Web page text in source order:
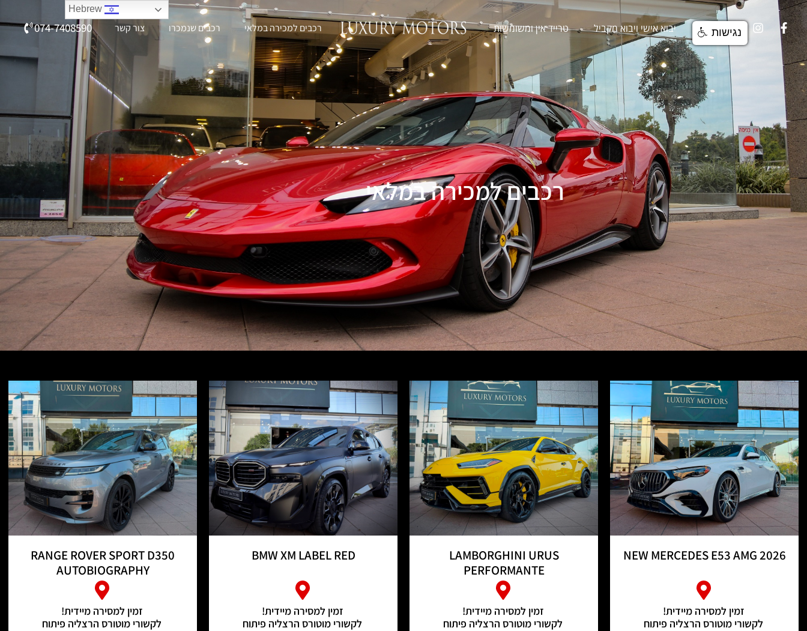
בית יבוא אישי ויבוא מקביל טרייד אין ומשומשות רכבים למכירה במלאי רכבים שנמכרו צור קשר 074-7408590
רכבים למכירה במלאי
NEW MERCEDES E53 AMG 2026
זמין למסירה מיידית!
לקשורי מוטורס הרצליה פיתוח
LAMBORGHINI URUS
PERFORMANTE
זמין למסירה מיידית!
לקשורי מוטורס הרצליה פיתוח
BMW XM LABEL RED
זמין למסירה מיידית!
לקשורי מוטורס הרצליה פיתוח
RANGE ROVER SPORT D350
AUTOBIOGRAPHY
זמין למסירה מיידית!
לקשורי מוטורס הרצליה פיתוח
Hebrew
נגישות